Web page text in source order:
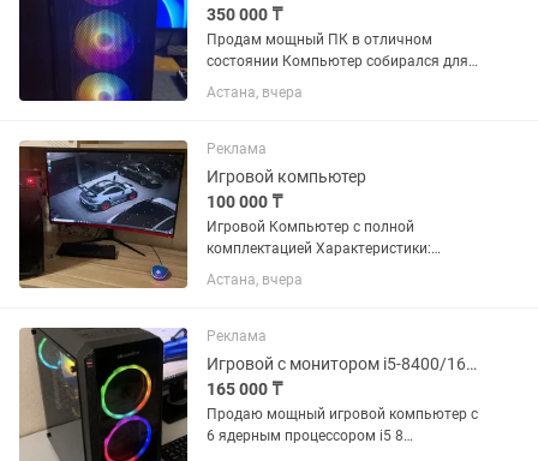
350 000 ₸
Продам мощный ПК в отличном
состоянии Компьютер собирался для
себя, поэтому при выборе
комплектующих делался упор на
комфортную работу. Использовался в
основном для...
Астана, вчера
Реклама
Игровой компьютер
100 000 ₸
Игровой Компьютер с полной
комплектацией Характеристики:
1.Процессор:I5-4460 (4 ядра)
2.Оперативная память 8гб geforce gtx
Комплектация: Большой изогнутый
Монитор 27...
Астана, вчера
Реклама
Игровой с монитором i5-8400/16Gb/RX580 8GB/SSD
165 000 ₸
Продаю мощный игровой компьютер с
6 ядерным процессором i5 8
поколения, полностью обслужен,